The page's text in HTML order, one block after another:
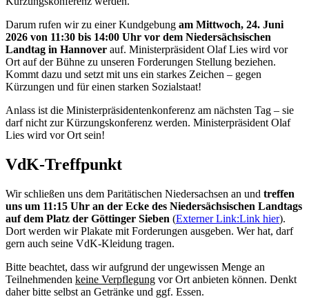
Darum rufen wir zu einer Kundgebung am Mittwoch, 24. Juni
2026 von 11:30 bis 14:00 Uhr vor dem Niedersächsischen
Landtag in Hannover auf. Ministerpräsident Olaf Lies wird vor
Ort auf der Bühne zu unseren Forderungen Stellung beziehen.
Kommt dazu und setzt mit uns ein starkes Zeichen – gegen
Kürzungen und für einen starken Sozialstaat!
Anlass ist die Ministerpräsidentenkonferenz am nächsten Tag – sie
darf nicht zur Kürzungskonferenz werden. Ministerpräsident Olaf
Lies wird vor Ort sein!
VdK-Treffpunkt
Wir schließen uns dem Paritätischen Niedersachsen an und treffen
uns um 11:15 Uhr an der Ecke des Niedersächsischen Landtags
auf dem Platz der Göttinger Sieben (Externer Link:Link hier).
Dort werden wir Plakate mit Forderungen ausgeben. Wer hat, darf
gern auch seine VdK-Kleidung tragen.
Bitte beachtet, dass wir aufgrund der ungewissen Menge an
Teilnehmenden keine Verpflegung vor Ort anbieten können. Denkt
daher bitte selbst an Getränke und ggf. Essen.